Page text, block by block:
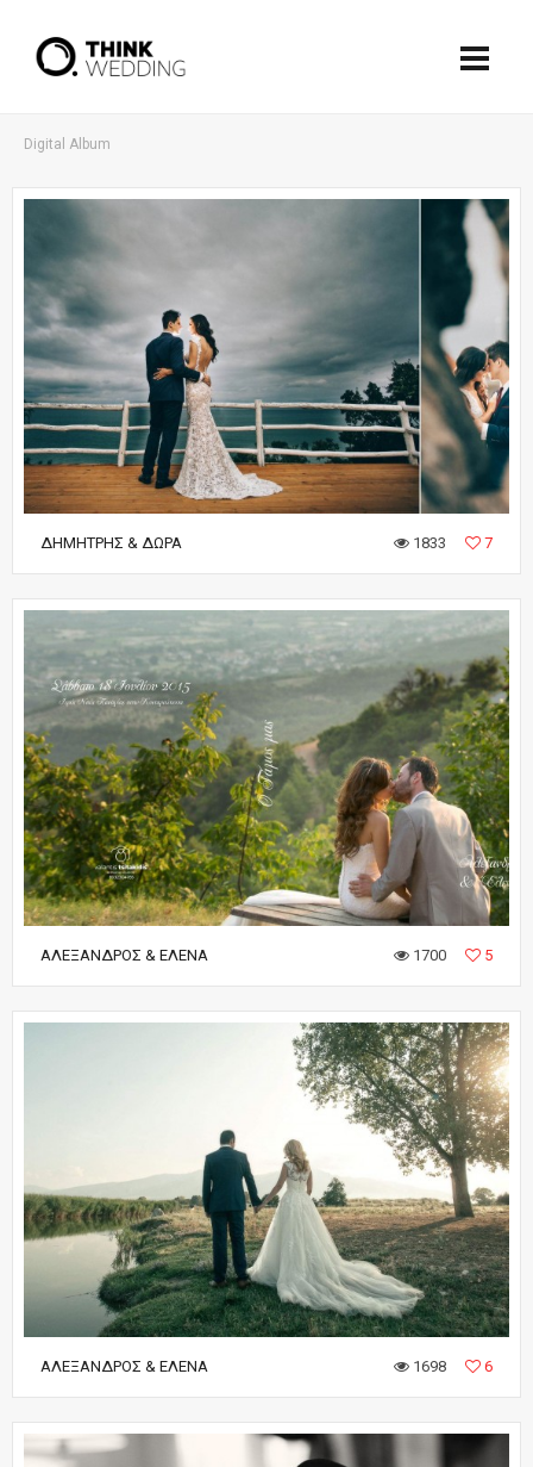
Digital Album
ΔΗΜΉΤΡΗΣ & ΔΏΡΑ 1833 7
ΑΛΈΞΑΝΔΡΟΣ & ΈΛΕΝΑ 1700 5
ΑΛΈΞΑΝΔΡΟΣ & ΈΛΕΝΑ 1698 6